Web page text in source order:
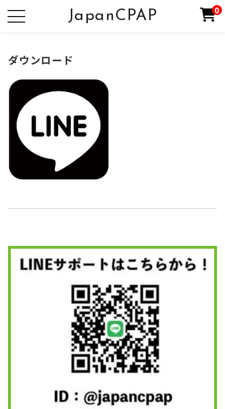
JapanCPAP 0
ダウンロード